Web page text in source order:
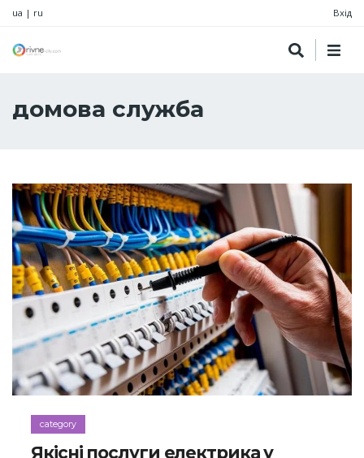
ua | ru Вхід
домова служба
category
Якісні послуги електрика у